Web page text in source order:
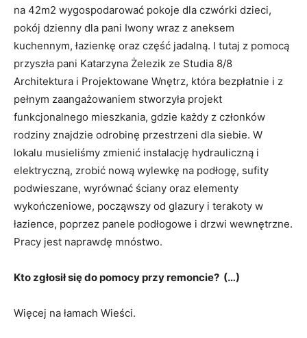
na 42m2 wygospodarować pokoje dla czwórki dzieci,
pokój dzienny dla pani Iwony wraz z aneksem
kuchennym, łazienkę oraz część jadalną. I tutaj z pomocą
przyszła pani Katarzyna Żelezik ze Studia 8/8
Architektura i Projektowane Wnętrz, która bezpłatnie i z
pełnym zaangażowaniem stworzyła projekt
funkcjonalnego mieszkania, gdzie każdy z członków
rodziny znajdzie odrobinę przestrzeni dla siebie. W
lokalu musieliśmy zmienić instalację hydrauliczną i
elektryczną, zrobić nową wylewkę na podłogę, sufity
podwieszane, wyrównać ściany oraz elementy
wykończeniowe, począwszy od glazury i terakoty w
łazience, poprzez panele podłogowe i drzwi wewnętrzne.
Pracy jest naprawdę mnóstwo.
Kto zgłosił się do pomocy przy remoncie? (…)
Więcej na łamach Wieści.